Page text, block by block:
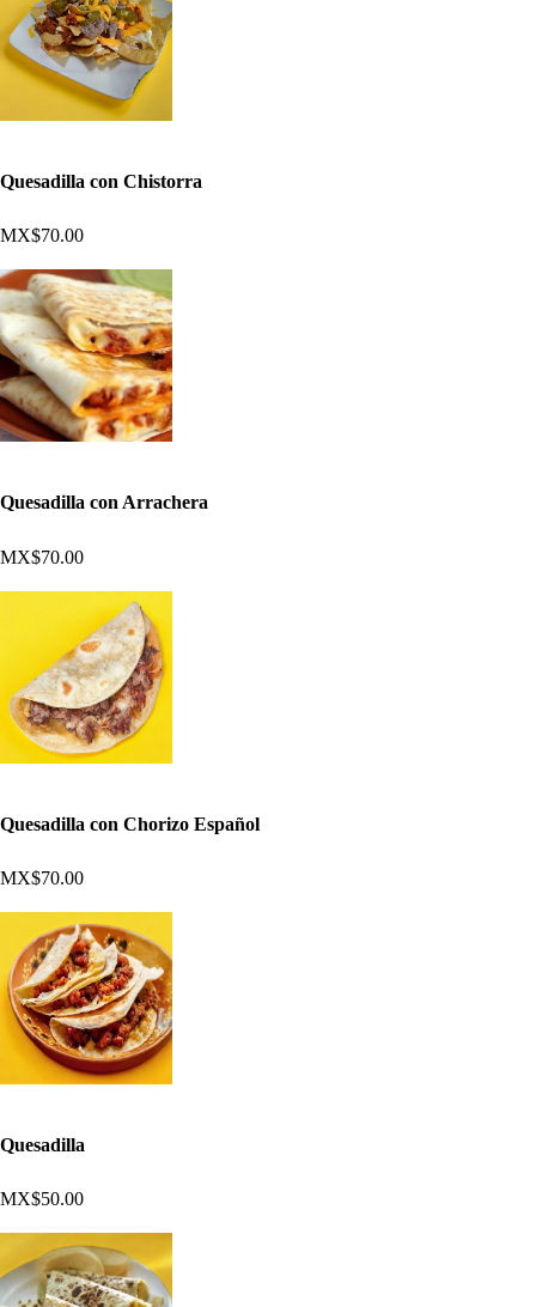
Quesadilla con Chistorra
MX$70.00
Quesadilla con Arrachera
MX$70.00
Quesadilla con Chorizo Español
MX$70.00
Quesadilla
MX$50.00